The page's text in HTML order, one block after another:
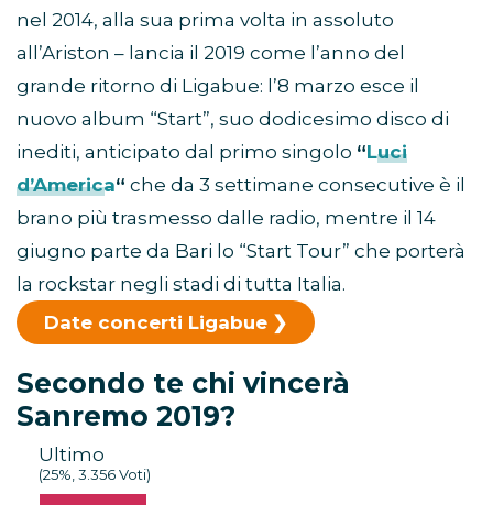
nel 2014, alla sua prima volta in assoluto
all’Ariston – lancia il 2019 come l’anno del
grande ritorno di Ligabue: l’8 marzo esce il
nuovo album “Start”, suo dodicesimo disco di
inediti, anticipato dal primo singolo “Luci
d’America“ che da 3 settimane consecutive è il
brano più trasmesso dalle radio, mentre il 14
giugno parte da Bari lo “Start Tour” che porterà
la rockstar negli stadi di tutta Italia.
Date concerti Ligabue
Secondo te chi vincerà
Sanremo 2019?
Ultimo
(25%, 3.356 Voti)